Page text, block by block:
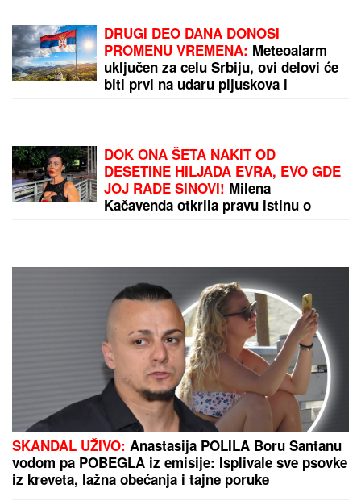
"SKUPLJAM APETIT OKOLO, A
JEDEM KOD KUĆE"Našem pevaču
žena oprostila sve afere: "Ne mogu
Muškarci rođeni u ovih 5 znakova su
NAJVEĆE ŠKRTICE: Od njih nećete
dobiti cveće, a teško da će vam i
DRAGAN STANKOVIĆ DAO OGROMAN NOVAC ZA
GALA PROSLAVUEvo koja cifra je u pitanju - sve